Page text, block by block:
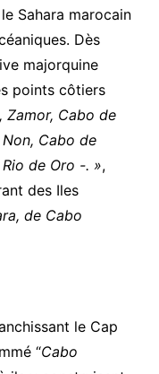
Sahara marocain
Dès
majorquine
points côtiers
Zamor, Cabo de
Cabo de
de Oro -. »,
des Iles
de Cabo
le Cap
“Cabo